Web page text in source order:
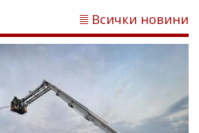
Всички новини